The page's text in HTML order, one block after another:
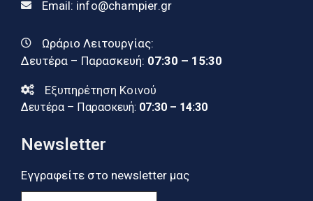
Email: info@champier.gr
Ωράριο Λειτουργίας:
Δευτέρα – Παρασκευή: 07:30 – 15:30
Εξυπηρέτηση Κοινού
Δευτέρα – Παρασκευή: 07:30 – 14:30
Newsletter
Εγγραφείτε στο newsletter μας